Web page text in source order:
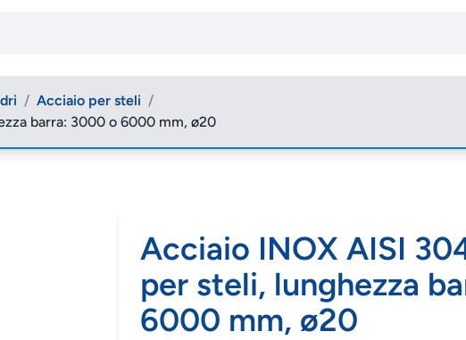
/ Acciaio per steli /
barra: 3000 o 6000 mm, ø20
Acciaio INOX AISI
per steli, lunghezza
6000 mm, ø20